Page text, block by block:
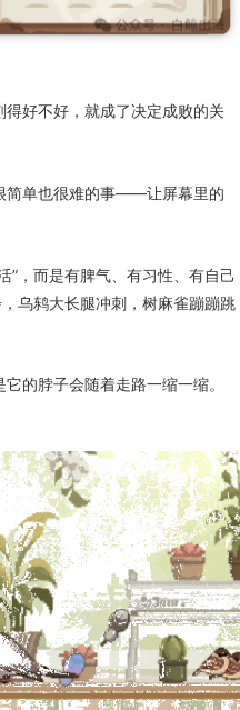
好不好，就成了决定成败的关
简单也很难的事——让屏幕里的
”，而是有脾气、有习性、有自己
乌鸫大长腿冲刺，树麻雀蹦蹦跳
的脖子会随着走路一缩一缩。